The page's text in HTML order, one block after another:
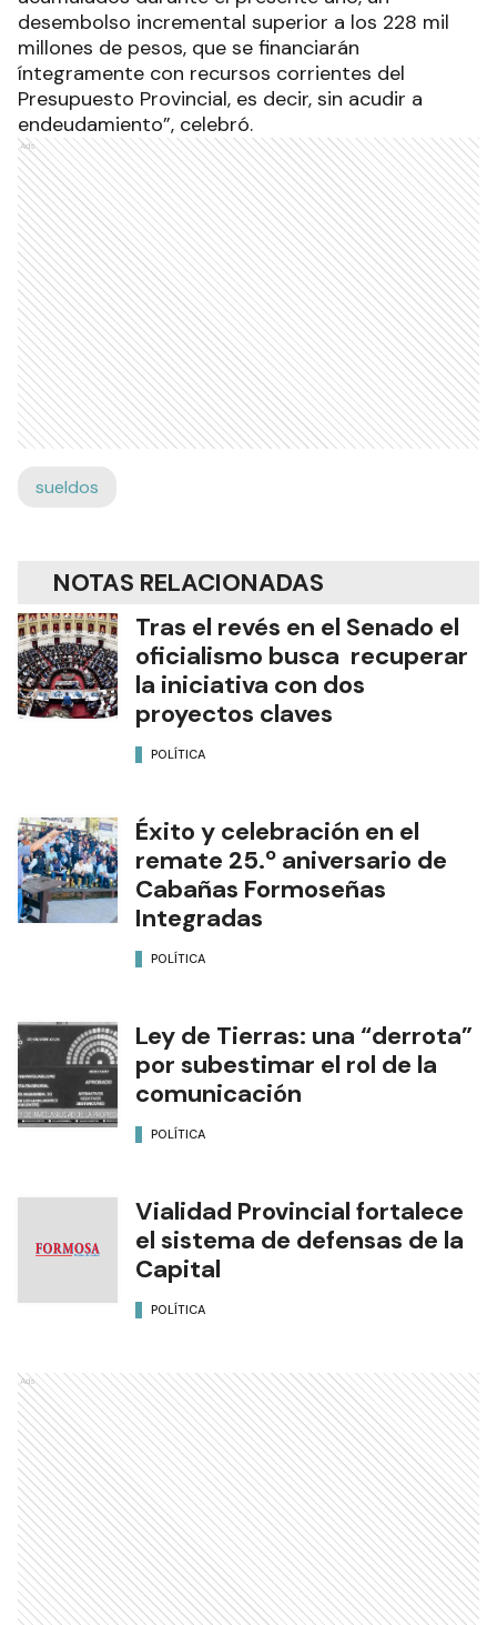
desembolso incremental superior a los 228 mil
millones de pesos, que se financiarán
íntegramente con recursos corrientes del
Presupuesto Provincial, es decir, sin acudir a
endeudamiento”, celebró.
Ads
sueldos
NOTAS RELACIONADAS
Tras el revés en el Senado el
oficialismo busca recuperar
la iniciativa con dos
proyectos claves
POLÍTICA
Éxito y celebración en el
remate 25.º aniversario de
Cabañas Formoseñas
Integradas
POLÍTICA
Ley de Tierras: una “derrota”
por subestimar el rol de la
comunicación
POLÍTICA
Vialidad Provincial fortalece
el sistema de defensas de la
Capital
POLÍTICA
Ads